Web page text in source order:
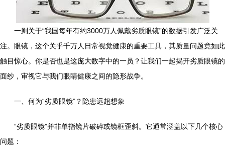
一则关于“我国每年有约3000万人佩戴劣质眼镜”的数据引发广泛关
注。眼镜，这个关乎千万人日常视觉健康的重要工具，其质量问题竟如此
触目惊心。你是否也是这庞大数字中的一员？让我们一起揭开劣质眼镜的
面纱，审视它与我们眼睛健康之间的隐形战争。
一、何为“劣质眼镜”？隐患远超想象
“劣质眼镜”并非单指镜片破碎或镜框歪斜。它通常涵盖以下几个核心
问题：